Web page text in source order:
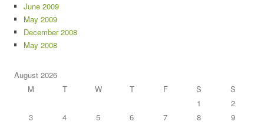
June 2009
May 2009
December 2008
May 2008
August 2026
M
T W T F S
S
1
2
3
4 5 6 7 8
9